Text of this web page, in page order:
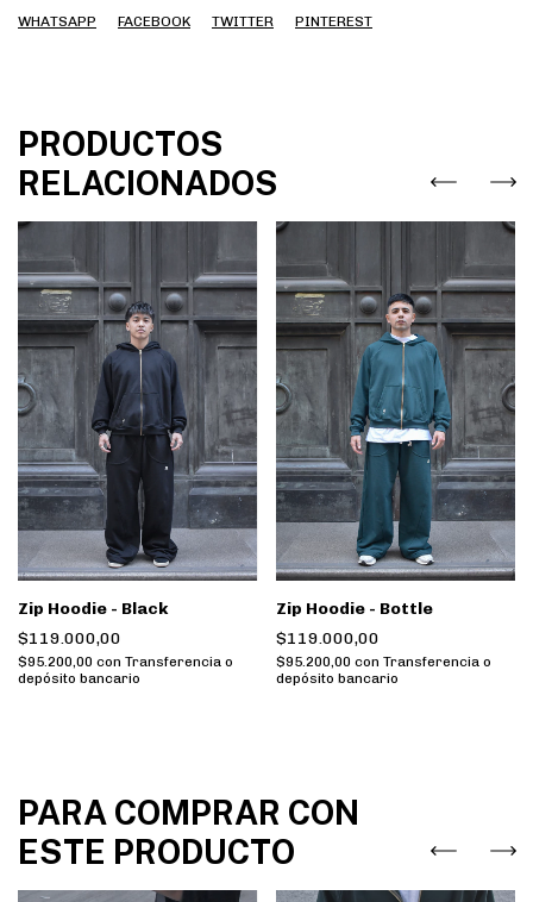
WHATSAPP FACEBOOK TWITTER PINTEREST
PRODUCTOS
RELACIONADOS
Zip Hoodie - Black
$119.000,00
$95.200,00 con Transferencia o
depósito bancario
Zip Hoodie - Bottle
$119.000,00
$95.200,00 con Transferencia o
depósito bancario
PARA COMPRAR CON
ESTE PRODUCTO